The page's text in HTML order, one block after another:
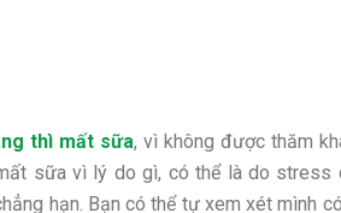
thì mất sữa, vì không được thăm
sữa vì lý do gì, có thể là do stress
hạn. Bạn có thể tự xem xét mình